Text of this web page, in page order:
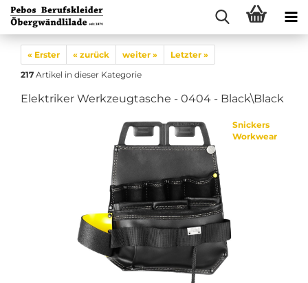
« Erster « zurück weiter »
Letzter »
217 Artikel in dieser Kategorie
Elektriker Werkzeugtasche - 0404 - Black\Black
Snickers
Workwear